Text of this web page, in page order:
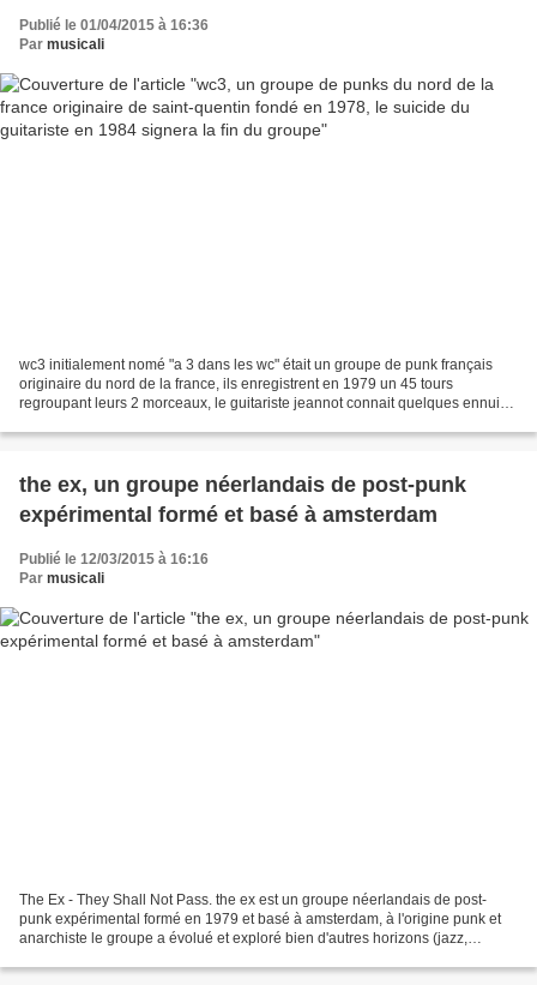
Publié le 01/04/2015 à 16:36
Par musicali
wc3 initialement nomé "a 3 dans les wc" était un groupe de punk français
originaire du nord de la france, ils enregistrent en 1979 un 45 tours
regroupant leurs 2 morceaux, le guitariste jeannot connait quelques ennuis
the ex, un groupe néerlandais de post-punk
expérimental formé et basé à amsterdam
Publié le 12/03/2015 à 16:16
Par musicali
The Ex - They Shall Not Pass. the ex est un groupe néerlandais de post-
punk expérimental formé en 1979 et basé à amsterdam, à l'origine punk et
anarchiste le groupe a évolué et exploré bien d'autres horizons (jazz,